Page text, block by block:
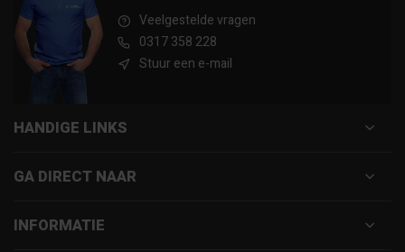
Veelgestelde vragen
0317 358 228
Stuur een e-mail
HANDIGE LINKS
GA DIRECT NAAR
INFORMATIE